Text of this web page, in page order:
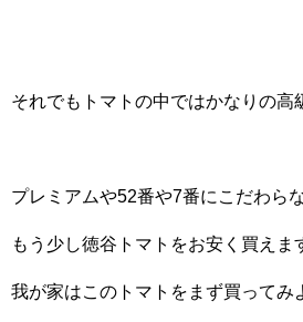
それでもトマトの中ではかなりの高
プレミアムや52番や7番にこだわら
もう少し徳谷トマトをお安く買えま
我が家はこのトマトをまず買ってみ